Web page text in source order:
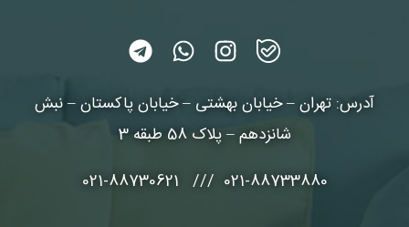
آدرس: تهران – خیابان بهشتی – خیابان پاکستان – نبش
شانزدهم – پلاک 58 طبقه 3
021-88733880 /// 021-88730621